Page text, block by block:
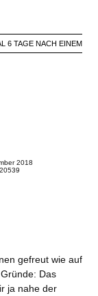
6 TAGE NACH EINEM
2018
20539
gefreut wie auf
Das
ja nahe der